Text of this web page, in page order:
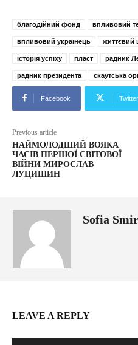
благодійний фонд впливовий
впливовий українець життєвий
історія успіху пласт радник
радник президента скаутська
Facebook Twitter
Previous article
НАЙМОЛОДШИЙ ВОЯКА
ЧАСІВ ПЕРШОЇ СВІТОВОЇ
ВІЙНИ МИРОСЛАВ
ЛУЦИШИН
Sofia
LEAVE A REPLY